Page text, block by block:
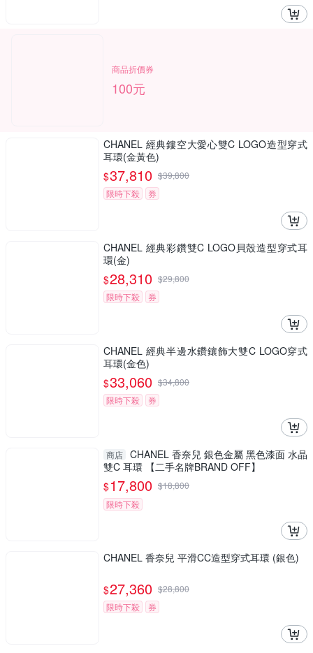
商品折價券
100元
CHANEL 經典鏤空大愛心雙C LOGO造型穿式
耳環(金黃色)
$37,810 $39,800
限時下殺
券
CHANEL 經典彩鑽雙C LOGO貝殼造型穿式耳
環(金)
$28,310 $29,800
限時下殺
券
CHANEL 經典半邊水鑽鑲飾大雙C LOGO穿式
耳環(金色)
$33,060 $34,800
限時下殺
券
商店 CHANEL 香奈兒 銀色金屬 黑色漆面 水晶
雙C 耳環 【二手名牌BRAND OFF】
$17,800 $18,800
限時下殺
CHANEL 香奈兒 平滑CC造型穿式耳環 (銀色)
$27,360 $28,800
限時下殺
券